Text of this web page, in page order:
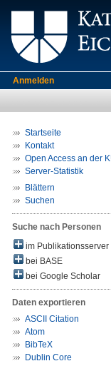
Anmelden
Startseite
Kontakt
Open Access an der
Server-Statistik
Blättern
Suchen
Suche nach Personen
im Publikationsserver
bei BASE
bei Google Scholar
Daten exportieren
ASCII Citation
Atom
BibTeX
Dublin Core